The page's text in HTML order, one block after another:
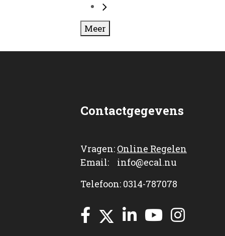
Meer
Contactgegevens
Vragen: Online Regelen
Email: info@ecal.nu
Telefoon: 0314-787078